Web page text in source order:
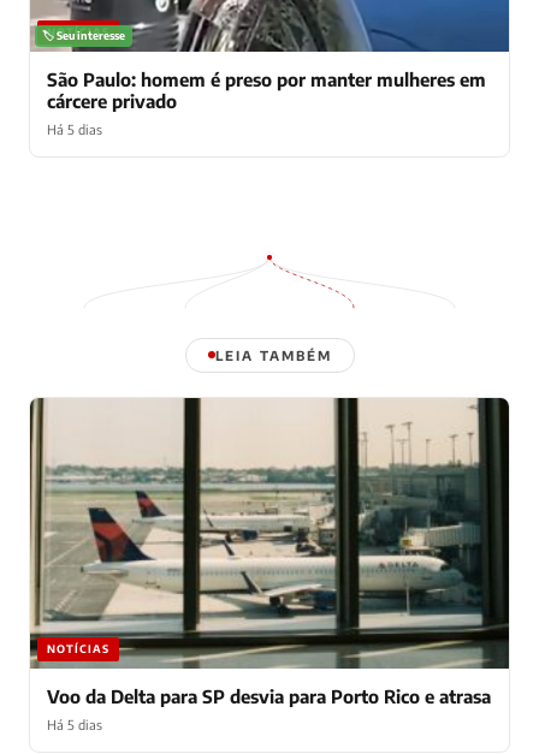
NOTÍCIAS
🏷️ Seu interesse
São Paulo: homem é preso por manter mulheres em
cárcere privado
Há 5 dias
LEIA TAMBÉM
NOTÍCIAS
Voo da Delta para SP desvia para Porto Rico e atrasa
Há 5 dias